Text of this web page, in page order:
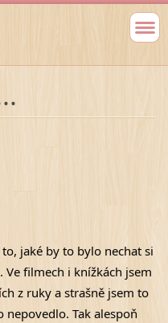
jaké by to bylo nechat si
Ve filmech i knížkách jsem
z ruky a strašně jsem to
nepovedlo. Tak alespoň